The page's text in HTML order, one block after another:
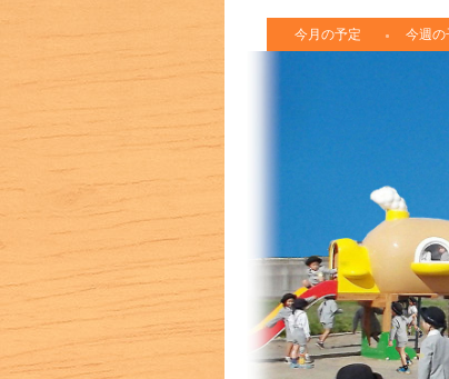
今月の予定 今週の